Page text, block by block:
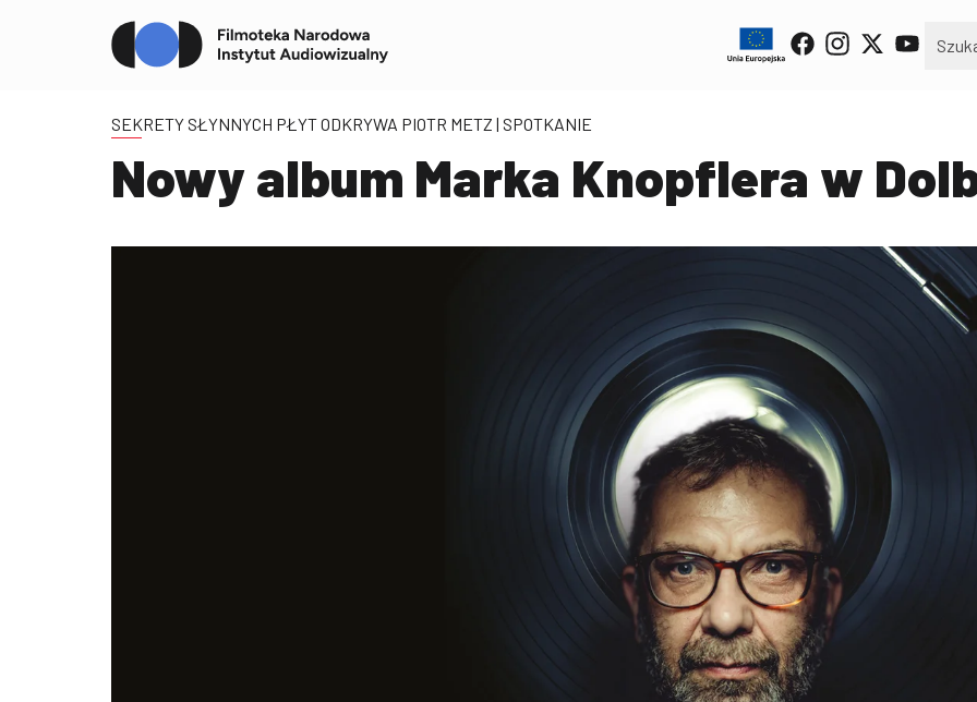
SEKRETY SŁYNNYCH PŁYT ODKRYWA PIOTR METZ | SPOTKANIE
Nowy album Marka Knopflera w